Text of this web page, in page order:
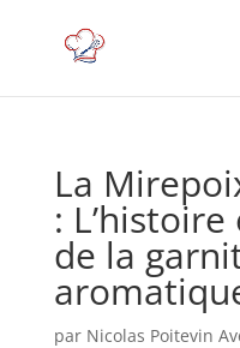
La
:
de la
par Nicolas Poitevin